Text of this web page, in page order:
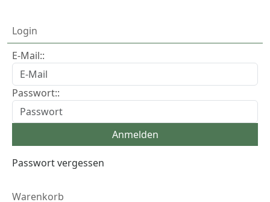
Login
E-Mail::
Passwort::
Passwort vergessen
Warenkorb